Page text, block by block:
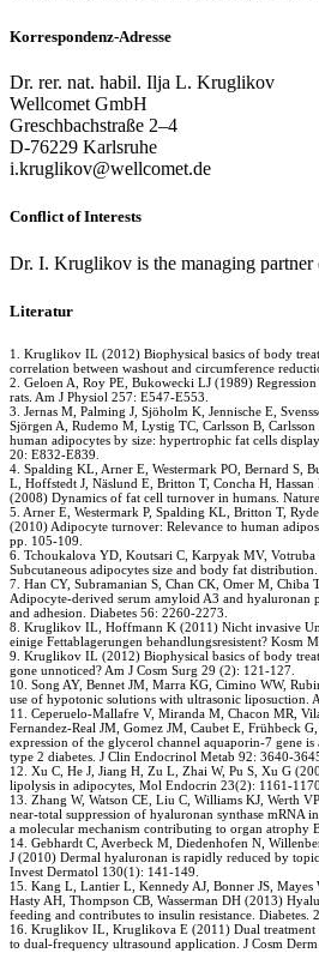
Korrespondenz-Adresse
Dr. rer. nat. habil. Ilja L. Kruglikov
Wellcomet GmbH
Greschbachstraße 2–4
D-76229 Karlsruhe
i.kruglikov@wellcomet.de
Conflict of Interests
Dr. I. Kruglikov is the managing
Literatur
1. Kruglikov IL (2012) Biophysical basics of body
correlation between washout and circumference
2. Geloen A, Roy PE, Bukowecki LJ (1989)
rats. Am J Physiol 257: E547-E553.
3. Jernas M, Palming J, Sjöholm K, Jennische E,
Sjörgen A, Rudemo M, Lystig TC, Carlsson B,
human adipocytes by size: hypertrophic fat cells
20: E832-E839.
4. Spalding KL, Arner E, Westermark PO, Bernard S,
L, Hoffstedt J, Näslund E, Britton T, Concha H,
(2008) Dynamics of fat cell turnover in humans.
5. Arner E, Westermark P, Spalding KL, Britton T,
(2010) Adipocyte turnover: Relevance to human
pp. 105-109.
6. Tchoukalova YD, Koutsari C, Karpyak MV, Votruba
Subcutaneous adipocytes size and body fat
7. Han CY, Subramanian S, Chan CK, Omer M, Chiba
Adipocyte-derived serum amyloid A3 and hyaluronan
and adhesion. Diabetes 56: 2260-2273.
8. Kruglikov IL, Hoffmann K (2011) Nicht invasive
einige Fettablagerungen behandlungsresistent? Kosm
9. Kruglikov IL (2012) Biophysical basics of body
gone unnoticed? Am J Cosm Surg 29 (2): 121-127.
10. Song AY, Bennet JM, Marra KG, Cimino WW,
use of hypotonic solutions with ultrasonic liposuction.
11. Ceperuelo-Mallafre V, Miranda M, Chacon MR,
Fernandez-Real JM, Gomez JM, Caubet E, Frühbeck
expression of the glycerol channel aquaporin-7 gene
type 2 diabetes. J Clin Endocrinol Metab 92: 3640-
12. Xu C, He J, Jiang H, Zu L, Zhai W, Pu S, Xu G
lipolysis in adipocytes, Mol Endocrin 23(2): 1161-1170.
13. Zhang W, Watson CE, Liu C, Williams KJ, Werth
near-total suppression of hyaluronan synthase mRNA
a molecular mechanism contributing to organ atrophy
14. Gebhardt C, Averbeck M, Diedenhofen N,
J (2010) Dermal hyaluronan is rapidly reduced by
Invest Dermatol 130(1): 141-149.
15. Kang L, Lantier L, Kennedy AJ, Bonner JS,
Hasty AH, Thompson CB, Wasserman DH (2013)
feeding and contributes to insulin resistance. Diabetes.
16. Kruglikov IL, Kruglikova E (2011) Dual treatment
to dual-frequency ultrasound application. J Cosm